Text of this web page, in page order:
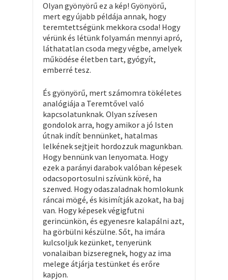
Olyan gyönyörű ez a kép! Gyönyörű,
mert egy újabb példája annak, hogy
teremtettségünk mekkora csoda! Hogy
vérünk és létünk folyamán mennyi apró,
láthatatlan csoda megy végbe, amelyek
működése életben tart, gyógyít,
emberré tesz.
És gyönyörű, mert számomra tökéletes
analógiája a Teremtővel való
kapcsolatunknak. Olyan szívesen
gondolok arra, hogy amikor a jó Isten
útnak indít bennünket, hatalmas
lelkének sejtjeit hordozzuk magunkban.
Hogy bennünk van lenyomata. Hogy
ezek a parányi darabok valóban képesek
odacsoportosulni szívünk köré, ha
szenved. Hogy odaszaladnak homlokunk
ráncai mögé, és kisimítják azokat, ha baj
van. Hogy képesek végigfutni
gerincünkön, és egyenesre kalapálni azt,
ha görbülni készülne. Sőt, ha imára
kulcsoljuk kezünket, tenyerünk
vonalaiban bizseregnek, hogy az ima
melege átjárja testünket és erőre
kapjon.